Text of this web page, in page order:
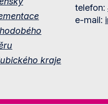
kraje
telefon:
e-mail: